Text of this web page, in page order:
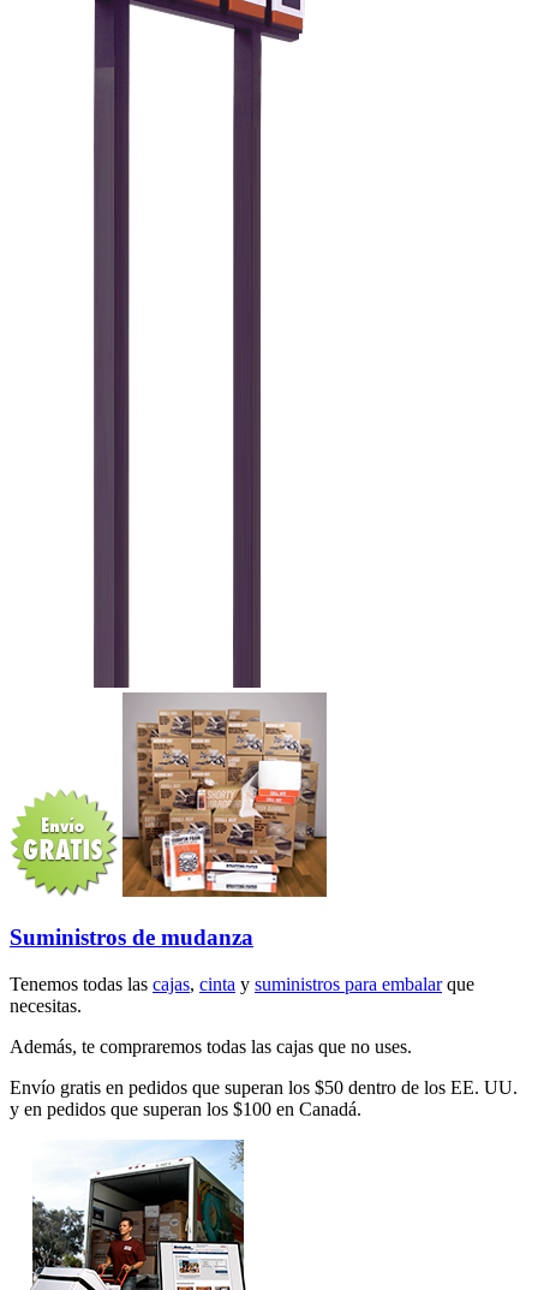
Suministros de mudanza
Tenemos todas las cajas, cinta y suministros para embalarque
necesitas.
Además, te compraremos todas las cajas que no uses.
Envío gratis en pedidos que superan los $50 dentro de los EE. UU.
y en pedidos que superan los $100 en Canadá.